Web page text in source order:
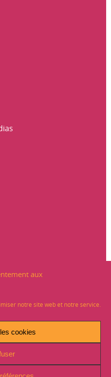
aux
notre site web et notre service.
cookies
(RGPD)